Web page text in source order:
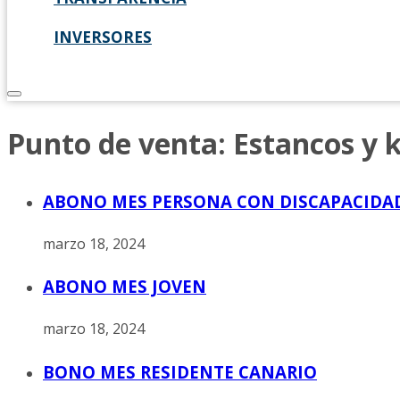
INVERSORES
Punto de venta: Estancos y
ABONO MES PERSONA CON
marzo 18, 2024
ABONO MES JOVEN
marzo 18, 2024
BONO MES RESIDENTE CANARIO